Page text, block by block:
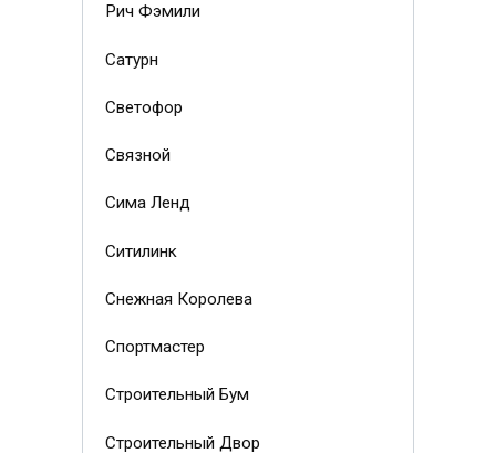
Рич Фэмили
Сатурн
Светофор
Связной
Сима Ленд
Ситилинк
Снежная Королева
Спортмастер
Строительный Бум
Строительный Двор